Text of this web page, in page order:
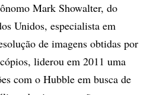
Mark Showalter, do
Unidos, especialista em
de imagens obtidas por
liderou em 2011 uma
com o Hubble em busca de